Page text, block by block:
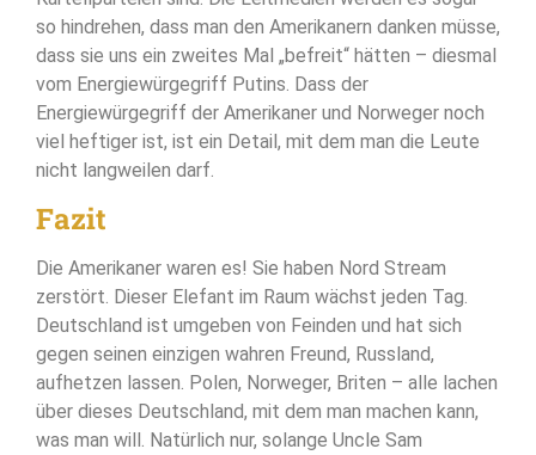
so hindrehen, dass man den Amerikanern danken müsse,
dass sie uns ein zweites Mal „befreit“ hätten – diesmal
vom Energiewürgegriff Putins. Dass der
Energiewürgegriff der Amerikaner und Norweger noch
viel heftiger ist, ist ein Detail, mit dem man die Leute
nicht langweilen darf.
Fazit
Die Amerikaner waren es! Sie haben Nord Stream
zerstört. Dieser Elefant im Raum wächst jeden Tag.
Deutschland ist umgeben von Feinden und hat sich
gegen seinen einzigen wahren Freund, Russland,
aufhetzen lassen. Polen, Norweger, Briten – alle lachen
über dieses Deutschland, mit dem man machen kann,
was man will. Natürlich nur, solange Uncle Sam